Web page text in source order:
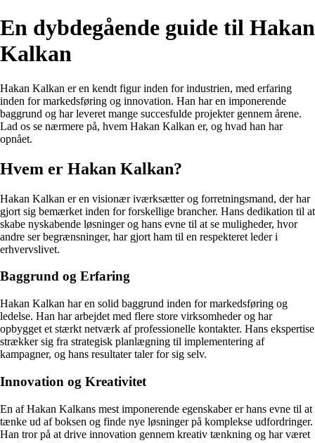
En dybdegående guide til Hakan
Kalkan
Hakan Kalkan er en kendt figur inden for industrien, med erfaring
inden for markedsføring og innovation. Han har en imponerende
baggrund og har leveret mange succesfulde projekter gennem årene.
Lad os se nærmere på, hvem Hakan Kalkan er, og hvad han har
opnået.
Hvem er Hakan Kalkan?
Hakan Kalkan er en visionær iværksætter og forretningsmand, der har
gjort sig bemærket inden for forskellige brancher. Hans dedikation til at
skabe nyskabende løsninger og hans evne til at se muligheder, hvor
andre ser begrænsninger, har gjort ham til en respekteret leder i
erhvervslivet.
Baggrund og Erfaring
Hakan Kalkan har en solid baggrund inden for markedsføring og
ledelse. Han har arbejdet med flere store virksomheder og har
opbygget et stærkt netværk af professionelle kontakter. Hans ekspertise
strækker sig fra strategisk planlægning til implementering af
kampagner, og hans resultater taler for sig selv.
Innovation og Kreativitet
En af Hakan Kalkans mest imponerende egenskaber er hans evne til at
tænke ud af boksen og finde nye løsninger på komplekse udfordringer.
Han tror på at drive innovation gennem kreativ tænkning og har været